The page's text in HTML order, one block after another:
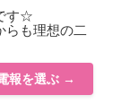
す☆
らも理想の二
報を選ぶ →